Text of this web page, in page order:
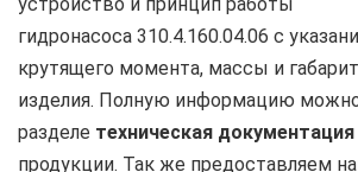
гидронасоса 310.4.160.04.06 с
крутящего момента, массы и
изделия. Полную информацию
разделе техническая документация
продукции. Так же предоставляем